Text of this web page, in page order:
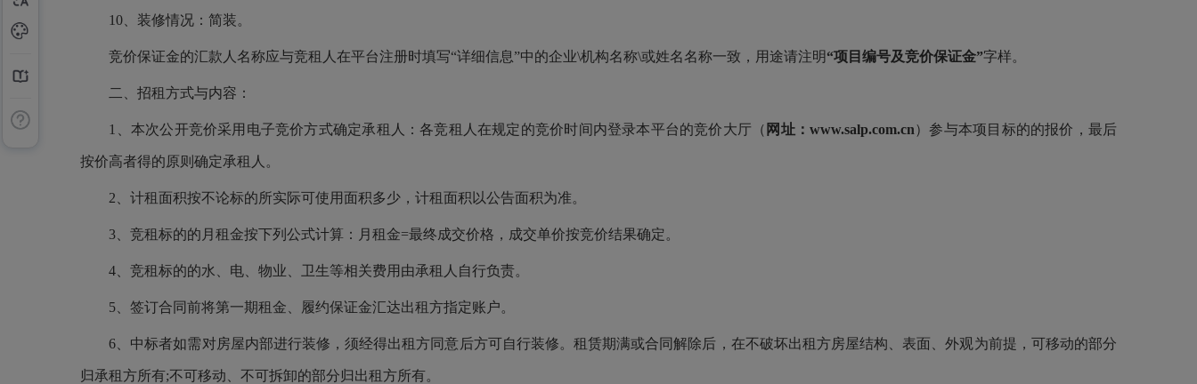
10、装修情况：简装。
竞价保证金的汇款人名称应与竞租人在平台注册时填写“详细信息”中的企业\机构名称\或姓名名称一致，用途请注明“项目编号及竞价保证金”字样。
二、招租方式与内容：
1、本次公开竞价采用电子竞价方式确定承租人：各竞租人在规定的竞价时间内登录本平台的竞价大厅（ 网址：www.salp.com.cn）参与本项目标的的报价，最后
按价高者得的原则确定承租人。
2、计租面积按不论标的所实际可使用面积多少，计租面积以公告面积为准。
3、竞租标的的月租金按下列公式计算：月租金=最终成交价格，成交单价按竞价结果确定。
4、竞租标的的水、电、物业、卫生等相关费用由承租人自行负责。
5、签订合同前将第一期租金、履约保证金汇达出租方指定账户。
6、中标者如需对房屋内部进行装修，须经得出租方同意后方可自行装修。租赁期满或合同解除后，在不破坏出租方房屋结构、表面、外观为前提，可移动的部分
归承租方所有;不可移动、不可拆卸的部分归出租方所有。